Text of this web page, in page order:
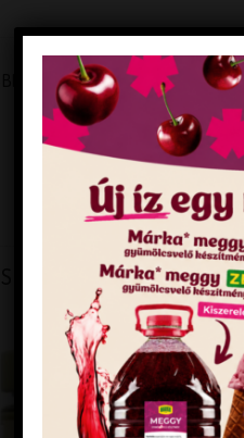
INFORMÁCIÓK TÖMEG
VONALKÓD
TERMÉKEK
KEDVENCEM!